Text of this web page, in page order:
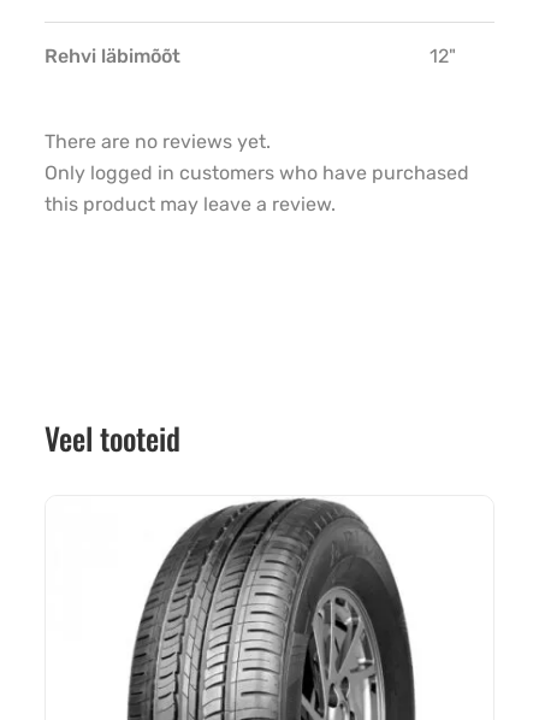
Rehvi läbimõõt 12"
There are no reviews yet.
Only logged in customers who have purchased
this product may leave a review.
Veel tooteid